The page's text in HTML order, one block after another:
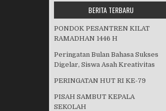
BERITA TERBARU
PONDOK PESANTREN KILAT
RAMADHAN 1446 H
Peringatan Bulan Bahasa Sukses
Digelar, Siswa Asah Kreativitas
PERINGATAN HUT RI KE-79
PISAH SAMBUT KEPALA
SEKOLAH